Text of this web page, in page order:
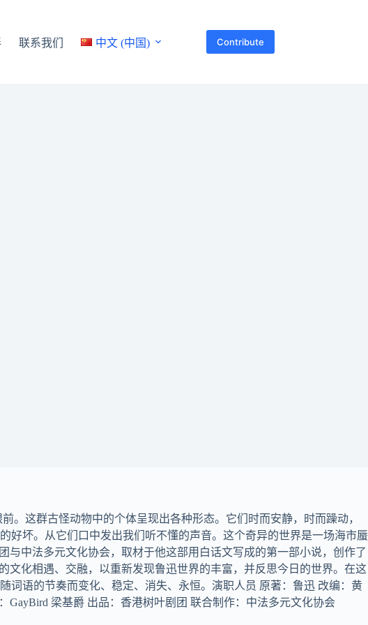
联系我们 中文 (中国) Contribute
。这群古怪动物中的个体呈现出各种形态。它们时而安静，时而躁动，
好坏。从它们口中发出我们听不懂的声音。这个奇异的世界是一场海市蜃
中法多元文化协会，取材于他这部用白话文写成的第一部小说，创作了
文化相遇、交融，以重新发现鲁迅世界的丰富，并反思今日的世界。在这
语的节奏而变化、稳定、消失、永恒。演职人员 原著：鲁迅 改编：黄
GayBird 梁基爵 出品：香港树叶剧团 联合制作：中法多元文化协会